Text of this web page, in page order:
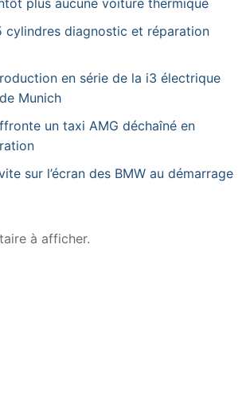
plus aucune voiture thermique
cylindres diagnostic et réparation
en série de la i3 électrique
Munich
un taxi AMG déchaîné en
sur l’écran des BMW au démarrage
à afficher.